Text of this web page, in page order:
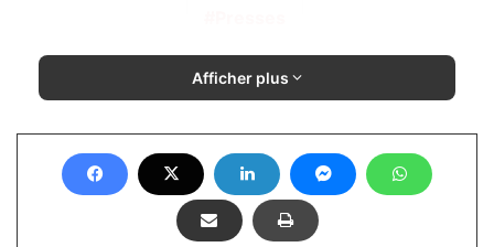
Afficher plus